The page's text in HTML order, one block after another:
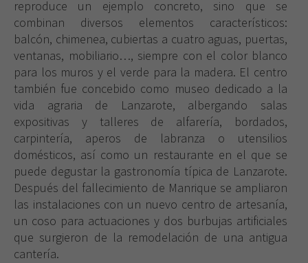
reproduce un ejemplo concreto, sino que se
combinan diversos elementos característicos:
balcón, chimenea, cubiertas a cuatro aguas, puertas,
ventanas, mobiliario…, siempre con el color blanco
para los muros y el verde para la madera. El centro
también fue concebido como museo dedicado a la
vida agraria de Lanzarote, albergando salas
expositivas y talleres de alfarería, bordados,
carpintería, aperos de labranza o utensilios
domésticos, así como un restaurante en el que se
puede degustar la gastronomía típica de Lanzarote.
Después del fallecimiento de Manrique se ampliaron
las instalaciones con un nuevo centro de artesanía,
un coso para actuaciones y dos burbujas artificiales
que surgieron de la remodelación de una antigua
cantería.